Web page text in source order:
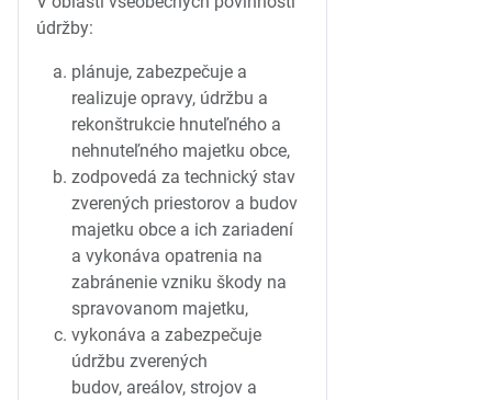
údržby:
plánuje, zabezpečuje a
realizuje opravy, údržbu a
rekonštrukcie hnuteľného a
nehnuteľného majetku obce,
zodpovedá za technický stav
zverených priestorov a budov
majetku obce a ich zariadení
a vykonáva opatrenia na
zabránenie vzniku škody na
spravovanom majetku,
vykonáva a zabezpečuje
údržbu zverených
budov, areálov, strojov a